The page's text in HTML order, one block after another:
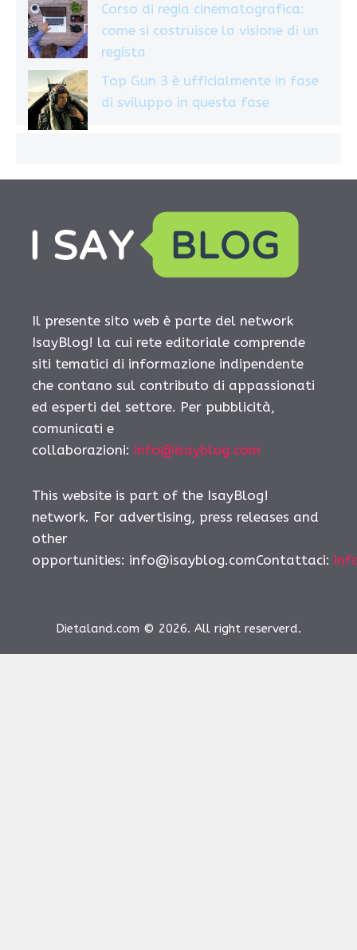
Corso di regia cinematografica:
come si costruisce la visione di un
regista
Top Gun 3 è ufficialmente in fase
di sviluppo in questa fase
Il presente sito web è parte del network
IsayBlog! la cui rete editoriale comprende
siti tematici di informazione indipendente
che contano sul contributo di appassionati
ed esperti del settore. Per pubblicità,
comunicati e
collaborazioni: info@isayblog.com
This website is part of the IsayBlog!
network. For advertising, press releases and
other
opportunities: info@isayblog.comContattaci:
Dietaland.com © 2026. All right reserverd.